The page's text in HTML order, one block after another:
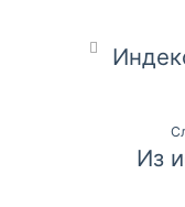
Из